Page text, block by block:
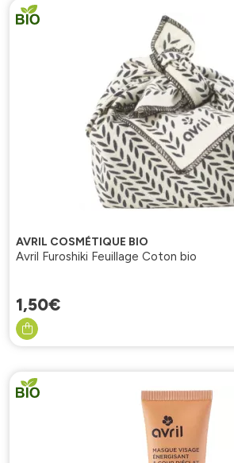
AVRIL COSMÉTIQUE BIO
Avril Furoshiki Feuillage Coton bio
1,50€